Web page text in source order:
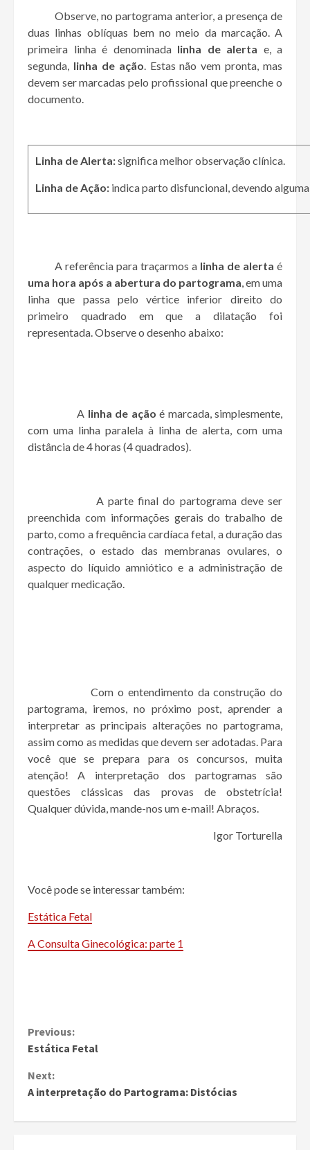
Observe, no partograma anterior, a presença de
duas linhas oblíquas bem no meio da marcação. A
primeira linha é denominada linha de alerta e, a
segunda, linha de ação. Estas não vem pronta, mas
devem ser marcadas pelo profissional que preenche o
documento.
Linha de Alerta:significa melhor observação clínica.
Linha de Ação: indica parto disfuncional, devendo
A referência para traçarmos a linha de alerta é
uma hora após a abertura do partograma, em uma
linha que passa pelo vértice inferior direito do
primeiro quadrado em que a dilatação foi
representada. Observe o desenho abaixo:
A linha de ação é marcada, simplesmente,
com uma linha paralela à linha de alerta, com uma
distância de 4 horas (4 quadrados).
A parte final do partograma deve ser
preenchida com informações gerais do trabalho de
parto, como a frequência cardíaca fetal, a duração das
contrações, o estado das membranas ovulares, o
aspecto do líquido amniótico e a administração de
qualquer medicação.
Com o entendimento da construção do
partograma, iremos, no próximo post, aprender a
interpretar as principais alterações no partograma,
assim como as medidas que devem ser adotadas. Para
você que se prepara para os concursos, muita
atenção! A interpretação dos partogramas são
questões clássicas das provas de obstetrícia!
Qualquer dúvida, mande-nos um e-mail! Abraços.
Igor Torturella
Você pode se interessar também:
Estática Fetal
A Consulta Ginecológica: parte 1
Continue
Previous:
Estática Fetal
Next:
A interpretação do Partograma: Distócias